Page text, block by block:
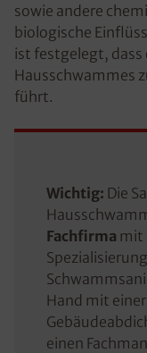
sowie andere
biologische
ist festgelegt, dass
Hausschwammes
führt.
Wichtig: Die
Fachfirma mit
Hand mit
einen